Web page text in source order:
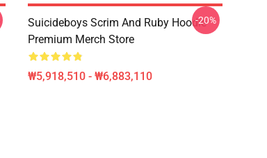
Suicideboys Scrim And Ruby Hoodie
Premium Merch Store
₩5,918,510 - ₩6,883,110
-20%